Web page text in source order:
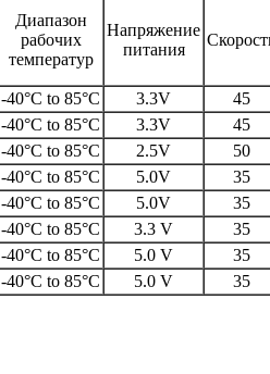
Диапазон
рабочих
температур
Напряжение
питания
-40°C to 85°C 3.3V 45
-40°C to 85°C 3.3V 45
-40°C to 85°C 2.5V 50
-40°C to 85°C 5.0V 35
-40°C to 85°C 5.0V 35
-40°C to 85°C 3.3 V 35
-40°C to 85°C 5.0 V 35
-40°C to 85°C 5.0 V 35